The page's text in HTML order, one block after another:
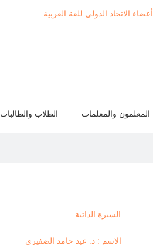
أعضاء الاتحاد الدولي للغة العربية
المعلمون والمعلمات الطلاب والطالبات
السيرة الذاتية
الاسم : د. عيد حامد الضفيري